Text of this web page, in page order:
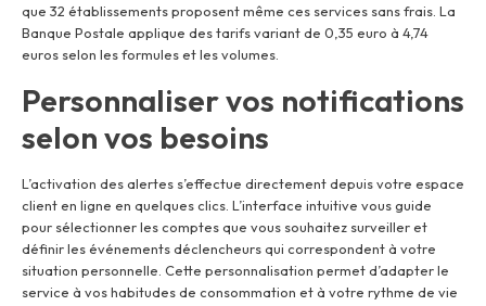
que 32 établissements proposent même ces services sans frais. La
Banque Postale applique des tarifs variant de 0,35 euro à 4,74
euros selon les formules et les volumes.
Personnaliser vos notifications
selon vos besoins
L’activation des alertes s’effectue directement depuis votre espace
client en ligne en quelques clics. L’interface intuitive vous guide
pour sélectionner les comptes que vous souhaitez surveiller et
définir les événements déclencheurs qui correspondent à votre
situation personnelle. Cette personnalisation permet d’adapter le
service à vos habitudes de consommation et à votre rythme de vie